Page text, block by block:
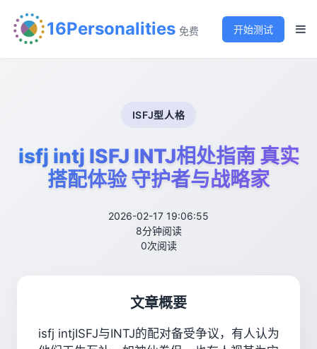
16Personalities 免费 开始测试
ISFJ型人格
isfj intj ISFJ INTJ相处指南 真实
搭配体验 守护者与战略家
2026-02-17 19:06:55
8分钟阅读
0次阅读
文章概要
isfj intjISFJ与INTJ的配对备受争议，有人认为